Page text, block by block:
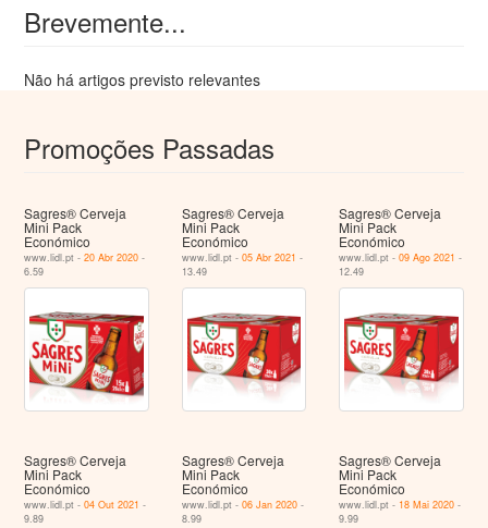
Brevemente...
Não há artigos previsto relevantes
Promoções Passadas
Sagres® Cerveja
Mini Pack
Económico
www.lidl.pt -20 Abr 2020 -
6.59
Sagres® Cerveja
Mini Pack
Económico
www.lidl.pt - 05 Abr 2021 -
13.49
Sagres® Cerveja
Mini Pack
Económico
www.lidl.pt -09 Ago 2021 -
12.49
Sagres® Cerveja
Mini Pack
Económico
www.lidl.pt -04 Out 2021 -
9.89
Sagres® Cerveja
Mini Pack
Económico
www.lidl.pt - 06 Jan 2020-
8.99
Sagres® Cerveja
Mini Pack
Económico
www.lidl.pt - 18 Mai 2020 -
9.99